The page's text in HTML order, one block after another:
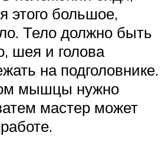
этого большое,
Тело должно быть
шея и голова
на подголовнике.
мышцы нужно
мастер может